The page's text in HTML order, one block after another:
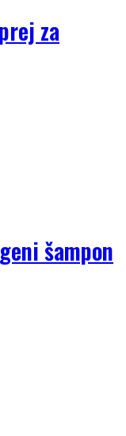
za
šampon